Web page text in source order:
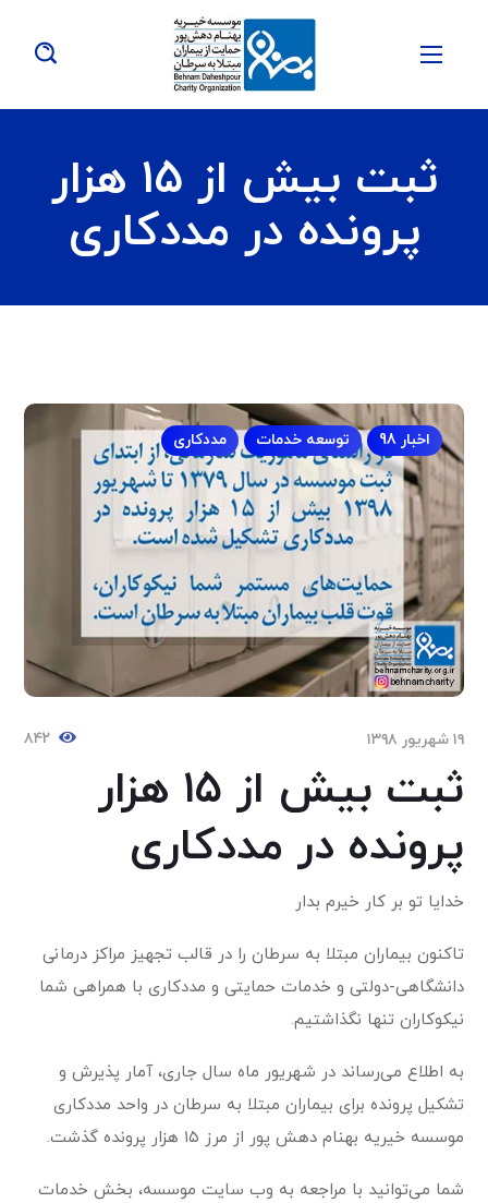
ثبت بیش از ۱۵ هزار
پرونده در مددکاری
اخبار 98 توسعه خدمات مددکاری
۱۹ شهریور ۱۳۹۸ ۸۴۲
ثبت بیش از ۱۵ هزار
پرونده در مددکاری
خدایا تو بر کار خیرم بدار
تاکنون بیماران مبتلا به سرطان را در قالب تجهیز مراکز درمانی
دانشگاهی-دولتی و خدمات حمایتی و مددکاری با همراهی شما
نیکوکاران تنها نگذاشتیم.
به اطلاع‌ می‌رساند در شهریور ماه سال جاری، آمار پذیرش و
تشکیل پرونده برای بیماران مبتلا به سرطان در واحد مددکاری
موسسه خیریه بهنام دهش پور از مرز ۱۵ هزار پرونده گذشت.
شما می‌توانید با مراجعه به وب سایت موسسه، بخش خدمات